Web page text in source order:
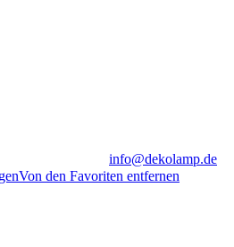
info@dekolamp.de
Von den Favoriten entfernen